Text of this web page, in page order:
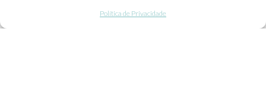
Política de Privacidade